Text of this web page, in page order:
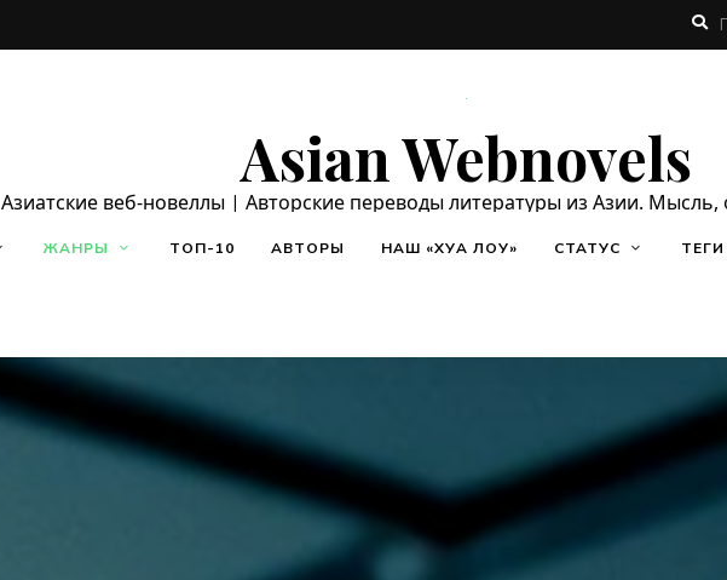
Asian Webnovels
Азиатские веб-новеллы | Авторские переводы литературы из Азии.
ЖАНРЫ ТОП-10 АВТОРЫ НАШ «ХУА ЛОУ» СТАТУС ТЕГИ